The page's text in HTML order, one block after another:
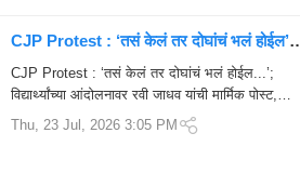
CJP Protest : ‘तसं केलं तर दोघांचं भलं होईल’;
विद्यार्थ्यांच्या आंदोलनावर रवी जाधव यांची मार्मिक पोस्ट,
म्हणाले- ‘तुमचा आवाज देशासाठी’
CJP Protest : ‘तसं केलं तर दोघांचं भलं होईल...’;
विद्यार्थ्यांच्या आंदोलनावर रवी जाधव यांची मार्मिक पोस्ट,
म्हणाले- ‘तुमचा आवाज देशासाठी आहे’ CJP Prot...
Thu, 23 Jul, 2026 3:05 PM